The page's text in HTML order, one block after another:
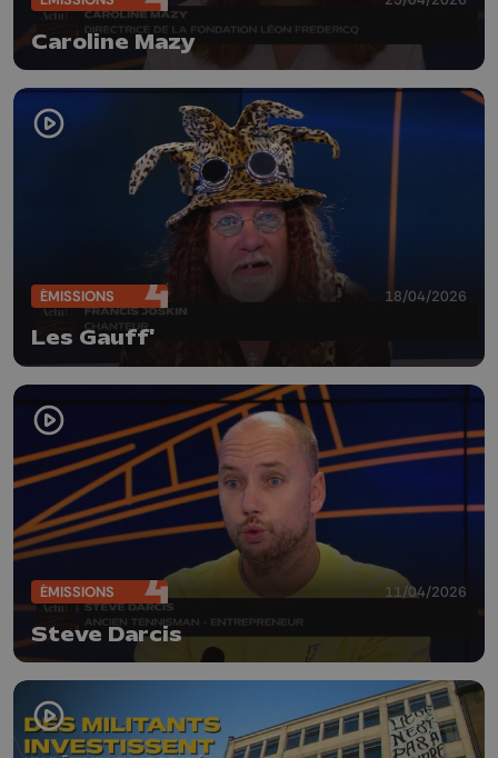
Caroline Mazy
ÉMISSIONS 18/04/2026
Les Gauff'
ÉMISSIONS 11/04/2026
Steve Darcis